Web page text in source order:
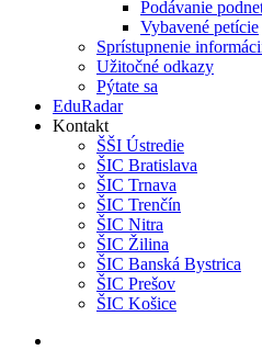
Podávanie
Vybavené petície
Sprístupnenie
Užitočné odkazy
Pýtate sa
EduRadar
Kontakt
ŠŠI Ústredie
ŠIC Bratislava
ŠIC Trnava
ŠIC Trenčín
ŠIC Nitra
ŠIC Žilina
ŠIC Banská Bystrica
ŠIC Prešov
ŠIC Košice